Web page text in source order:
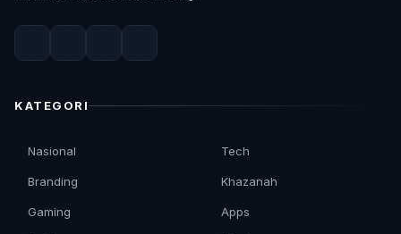
KATEGORI
Nasional
Branding
Gaming
Tech
Khazanah
Apps